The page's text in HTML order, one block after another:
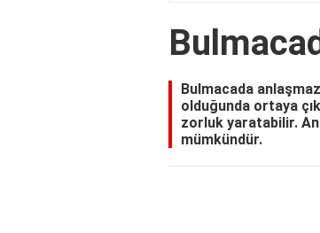
Bulmacada
olduğunda ortaya
zorluk yaratabilir.
mümkündür.